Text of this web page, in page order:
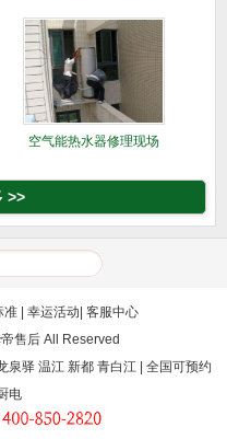
空气能热水器修理现场
>>
准| 幸运活动 客服中心
售后 All Reserved
泉驿 温江 新都 青白江 | 全国可预约
电